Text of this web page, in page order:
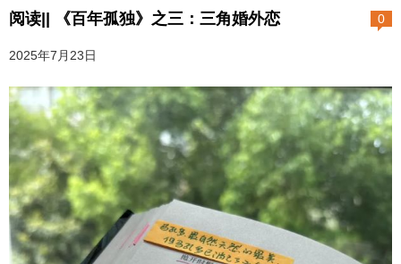
0
阅读|| 《百年孤独》之三：三角婚外恋
2025年7月23日